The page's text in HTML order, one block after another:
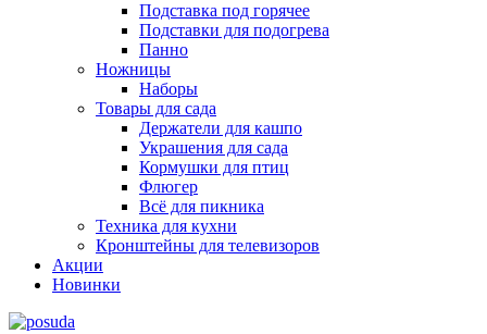
Подставка под горячее
Подставки для подогрева
Панно
Ножницы
Наборы
Товары для сада
Держатели для кашпо
Украшения для сада
Кормушки для птиц
Флюгер
Всё для пикника
Техника для кухни
Кронштейны для телевизоров
Акции
Новинки